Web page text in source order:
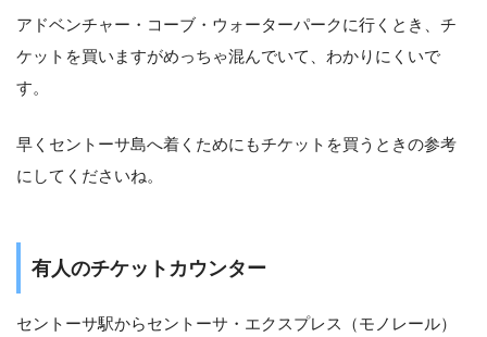
アドベンチャー・コーブ・ウォーターパークに行くとき、チ
ケットを買いますがめっちゃ混んでいて、わかりにくいで
す。
早くセントーサ島へ着くためにもチケットを買うときの参考
にしてくださいね。
有人のチケットカウンター
セントーサ駅からセントーサ・エクスプレス（モノレール）